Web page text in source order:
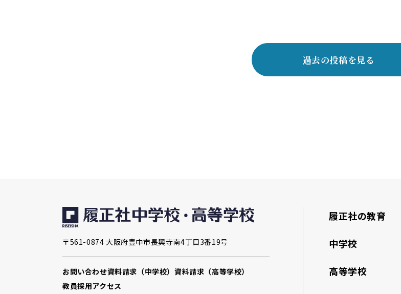
過去の投稿を見る
〒561-0874 大阪府豊中市長興寺南4丁目3番19号
お問い合わせ資料請求（中学校）資料請求（高等学校）
教員採用アクセス
履正社の教育
中学校
高等学校